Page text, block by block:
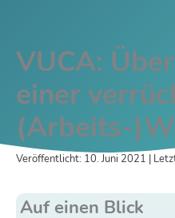
VUCA:
einer
(Arbeits-
Veröffentlicht: 10. Juni 2021 |
Auf einen Blick